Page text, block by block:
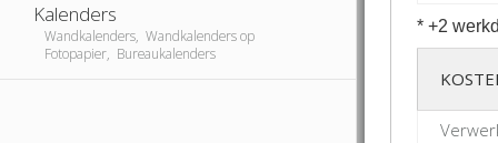
Kalenders
Wandkalenders, Wandkalenders op
Fotopapier, Bureaukalenders
* +2